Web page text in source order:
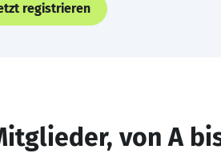
registrieren
von A